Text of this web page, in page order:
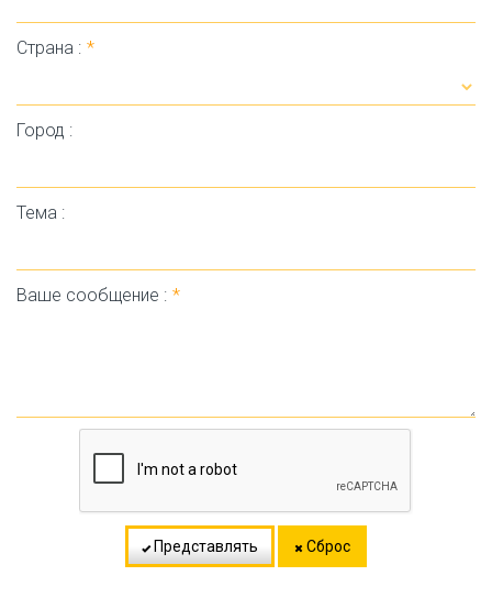
Страна : *
Город :
Тема :
Ваше сообщение : *
Представлять Сброс